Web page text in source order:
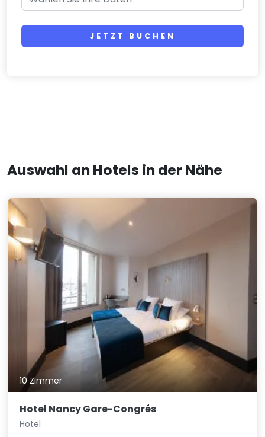
JETZT BUCHEN
Auswahl an Hotels in der Nähe
10 Zimmer
Hotel Nancy Gare-Congrés
Hotel